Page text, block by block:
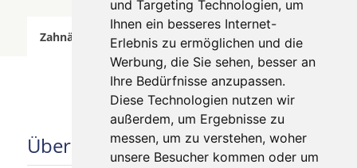
und Targeting Technologien, um
Ihnen ein besseres Internet-
Erlebnis zu ermöglichen und die
Werbung, die Sie sehen, besser an
Ihre Bedürfnisse anzupassen.
Diese Technologien nutzen wir
außerdem, um Ergebnisse zu
messen, um zu verstehen, woher
unsere Besucher kommen oder um
Zahnärzte für Zahnimplantete in Barmstedt wurde
am 09 August 2026 aktualisiert.
Über uns